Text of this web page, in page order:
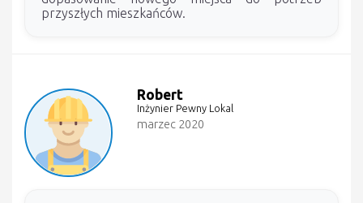
przyszłych mieszkańców.
Robert
Inżynier Pewny Lokal
marzec 2020